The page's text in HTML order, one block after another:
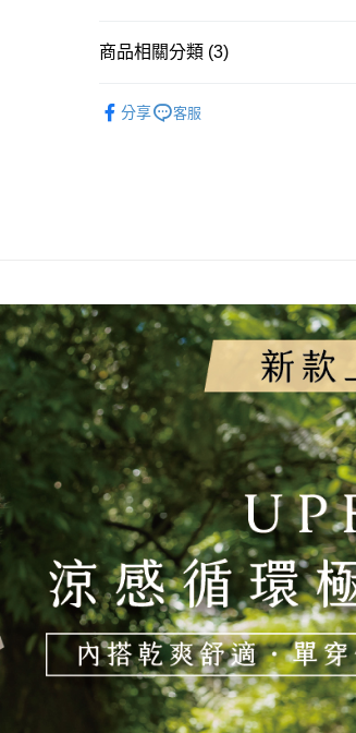
台灣樂天信用卡公司
中國信託商業銀行
相關說明
【大哥付你分期使用說明】
2.付款方式選擇「大哥付你分期」，訂單
流程，驗證手機門號後，選擇欲分期的期
帳／街口支付／iPASS MONEY」等通路繳
【注意事項】
1.本服務係由「台灣大哥大股份有限公司
用戶於交易時，得透過本服務購買商品或
款買賣價金債權讓與本公司後，依約使用
2.基於同意付款使用「大哥付你分期」之
資料（包含姓名、電話或地址）提供予台
用，由本公司與您本人進行分期帳單所需
3.完整用戶服務條款，請詳閱以下連結：
相關說明
【關於「AFTEE先享後付」】
付」結帳頁面，進行簡訊認證並確認金額
２．訂單成立數日內，您將收到繳費通知
３．收到繳費通知簡訊後14天內，點擊此
／ATM／網路銀行／等多元方式進行付款
※ 請注意：結帳手續完成當下不需立刻繳
絡購買商品的店家。未經商家同意取消之
先享後付繳納相關費用。
※ 交易是否成功請以「AFTEE先享後付
是否繳費成功／繳費後需取消欲退款等相
付客戶支援中心」https://
【注意事項】
１．透過由恩沛科技股份有限公司提供之
交易，需依本服務之必要範圍內提供個人
求債權轉讓予恩沛科技股份有限公司。
２．關於個人資料處理事宜，請瀏覽以下
https://aftee.tw/terms/#terms3
３．未成年的使用者請事先徵得法定代理
「AFTEE先享後付」，若未經同意申辦者
任。
４．使用「AFTEE先享後付」時，將依據
即時審查核予不同之上限額度；若仍有額
付款後全家取貨
每筆NT$100，滿NT$1,000(含以上)
7-11取貨付款
每筆NT$100，滿NT$1,000(含以上)
付款後7-11取貨
每筆NT$100，滿NT$1,000(含以上)
宅配
每筆NT$100，滿NT$1,000(含以上)
順豐
商品相關分類 (3)
件現折480
分享 客服